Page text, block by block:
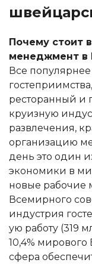
Почему стоит
менеджмент в
Все популярнее
ресторанный и
круизную
развлечения,
организацию
день это один
экономики в
новые рабочие
Всемирного
индустрия
ую работу (319
10,4%
сфера